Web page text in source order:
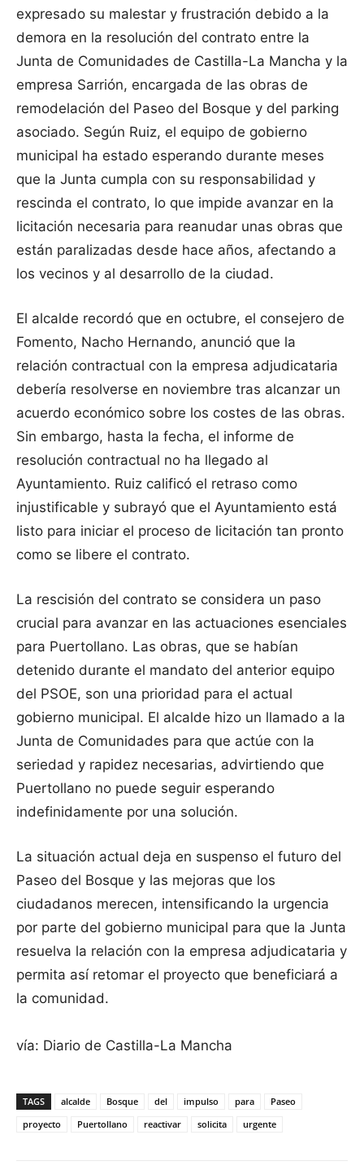
expresado su malestar y frustración debido a la
demora en la resolución del contrato entre la
Junta de Comunidades de Castilla-La Mancha y la
empresa Sarrión, encargada de las obras de
remodelación del Paseo del Bosque y del parking
asociado. Según Ruiz, el equipo de gobierno
municipal ha estado esperando durante meses
que la Junta cumpla con su responsabilidad y
rescinda el contrato, lo que impide avanzar en la
licitación necesaria para reanudar unas obras que
están paralizadas desde hace años, afectando a
los vecinos y al desarrollo de la ciudad.
El alcalde recordó que en octubre, el consejero de
Fomento, Nacho Hernando, anunció que la
relación contractual con la empresa adjudicataria
debería resolverse en noviembre tras alcanzar un
acuerdo económico sobre los costes de las obras.
Sin embargo, hasta la fecha, el informe de
resolución contractual no ha llegado al
Ayuntamiento. Ruiz calificó el retraso como
injustificable y subrayó que el Ayuntamiento está
listo para iniciar el proceso de licitación tan pronto
como se libere el contrato.
La rescisión del contrato se considera un paso
crucial para avanzar en las actuaciones esenciales
para Puertollano. Las obras, que se habían
detenido durante el mandato del anterior equipo
del PSOE, son una prioridad para el actual
gobierno municipal. El alcalde hizo un llamado a la
Junta de Comunidades para que actúe con la
seriedad y rapidez necesarias, advirtiendo que
Puertollano no puede seguir esperando
indefinidamente por una solución.
La situación actual deja en suspenso el futuro del
Paseo del Bosque y las mejoras que los
ciudadanos merecen, intensificando la urgencia
por parte del gobierno municipal para que la Junta
resuelva la relación con la empresa adjudicataria y
permita así retomar el proyecto que beneficiará a
la comunidad.
vía: Diario de Castilla-La Mancha
TAGS alcalde Bosque del impulso para
Paseo
proyecto
Puertollano reactivar solicita urgente